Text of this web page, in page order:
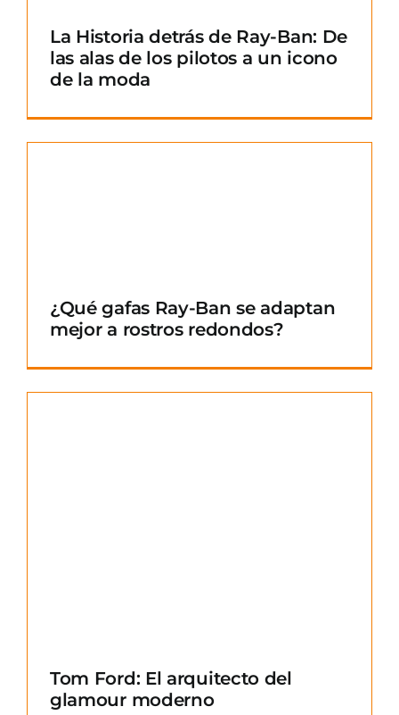
La Historia detrás de Ray-Ban: De
las alas de los pilotos a un icono
de la moda
¿Qué gafas Ray-Ban se adaptan
mejor a rostros redondos?
Tom Ford: El arquitecto del
glamour moderno